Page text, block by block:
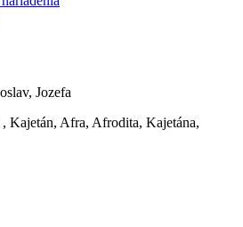
Jozefa
, Kajetán, Afra, Afrodita, Kajetána,